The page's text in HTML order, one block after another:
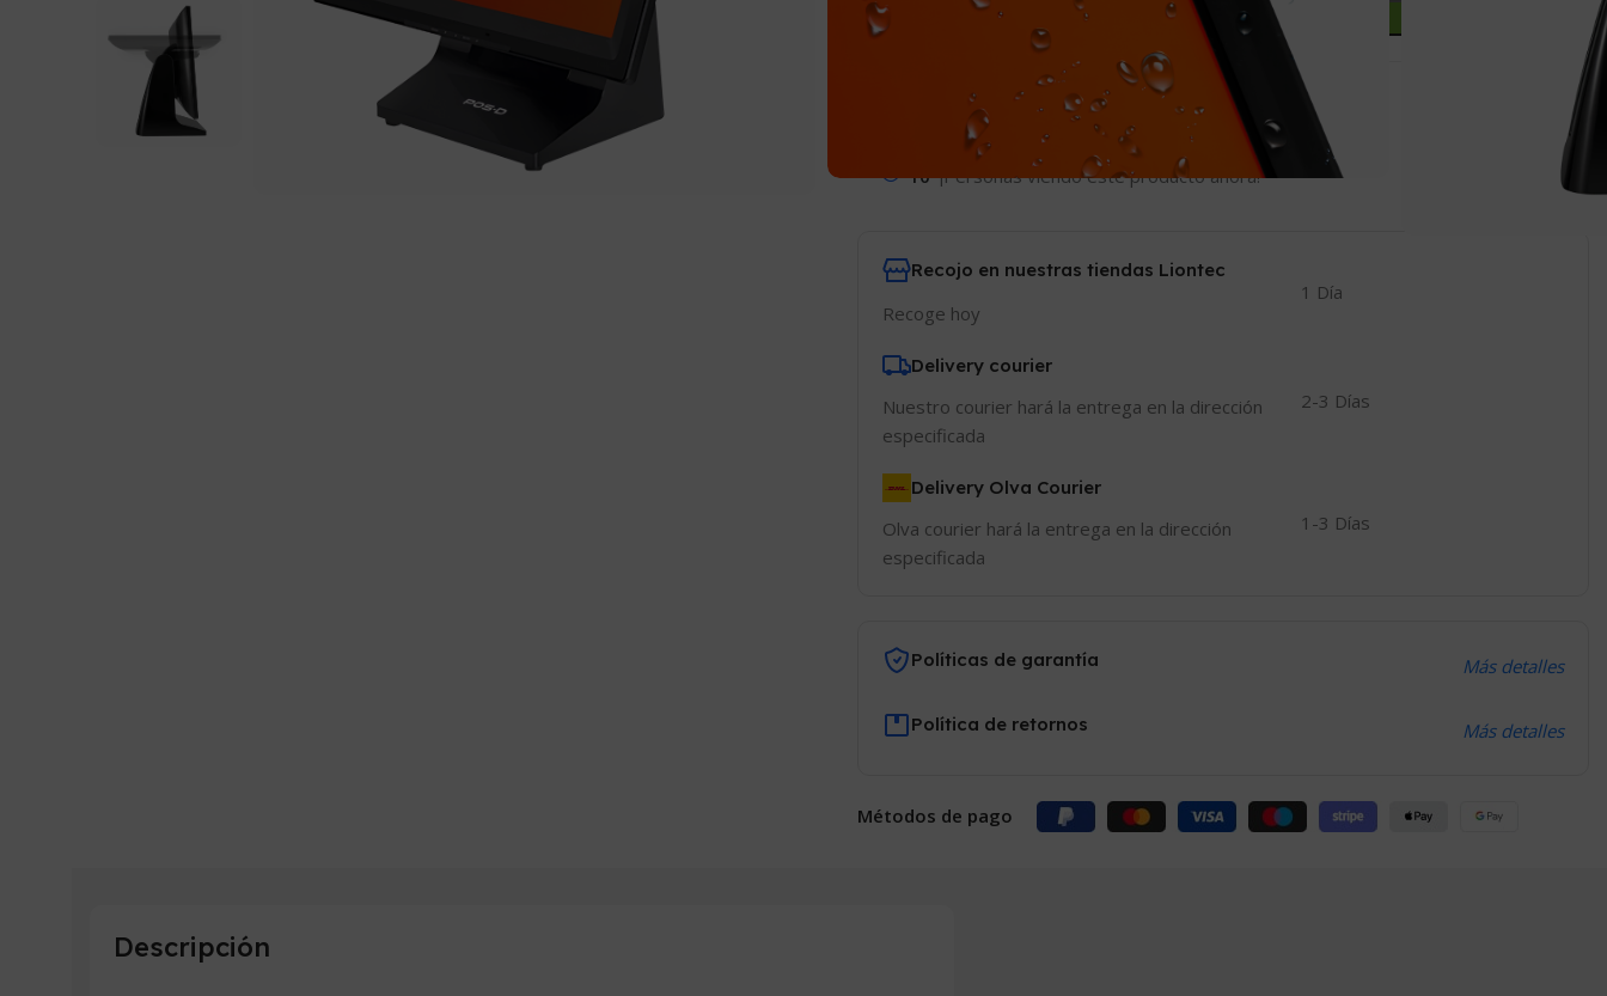
Comprar Ahora
Añadir a la lista de deseos
10 ¡Personas viendo este producto ahora!
Recojo en nuestras tiendas Liontec
Recoge hoy
1 Día
Delivery courier
Nuestro courier hará la entrega en la dirección
especificada
2-3 Días
Delivery Olva Courier
Olva courier hará la entrega en la dirección
especificada
1-3 Días
Políticas de garantía Más detalles
Política de retornos Más detalles
Métodos de pago
Descripción